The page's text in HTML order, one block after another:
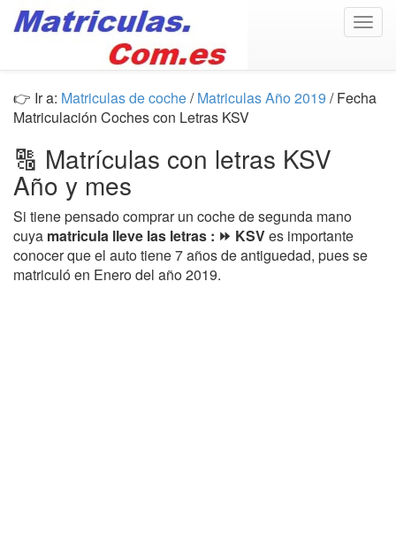
👉 Ir a: Matriculas de coche/Matriculas Año 2019 / Fecha
Matriculación Coches con Letras KSV
🔠 Matrículas con letras KSV
Año y mes
Si tiene pensado comprar un coche de segunda mano
cuya matricula lleve las letras : ⏩ KSVes importante
conocer que el auto tiene 7 años de antiguedad, pues se
matriculó en Enero del año 2019.